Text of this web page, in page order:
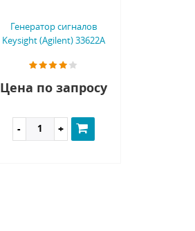
Генератор сигналов
Keysight (Agilent) 33622A
Цена по запросу